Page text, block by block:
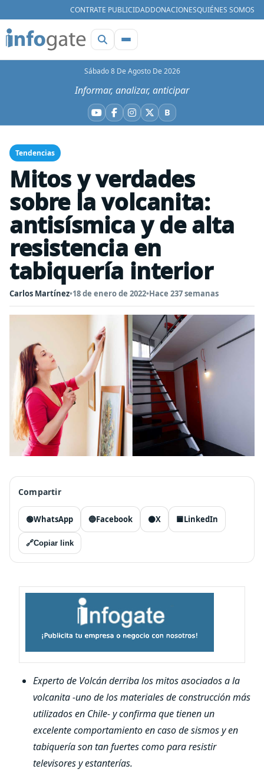
CONTRATE PUBLICIDADDONACIONESQUIÉNES SOMOS
Sábado 8 De Agosto De 2026
Informar, analizar, anticipar
YouTube
Facebook
Instagram
X BBluesky
Tendencias
Mitos y verdades
sobre la volcanita:
antisísmica y de alta
resistencia en
tabiquería interior
Carlos Martínez•18 de enero de 2022•Hace 237 semanas
Compartir
🟢WhatsApp 🔵Facebook ⚫X 🟦LinkedIn
🔗Copiar link
Experto de Volcán derriba los mitos asociados a la
volcanita -uno de los materiales de construcción más
utilizados en Chile- y confirma que tienen un
excelente comportamiento en caso de sismos y en
tabiquería son tan fuertes como para resistir
televisores y estanterías.